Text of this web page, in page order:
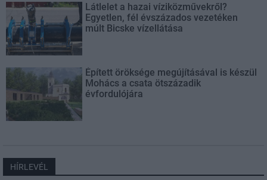
Látlelet a hazai víziközművekről?
Egyetlen, fél évszázados vezetéken
múlt Bicske vízellátása
Épített öröksége megújításával is készül
Mohács a csata ötszázadik
évfordulójára
HÍRLEVÉL